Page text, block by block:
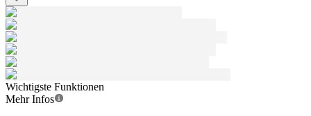
Wichtigste Funktionen
Mehr Infos